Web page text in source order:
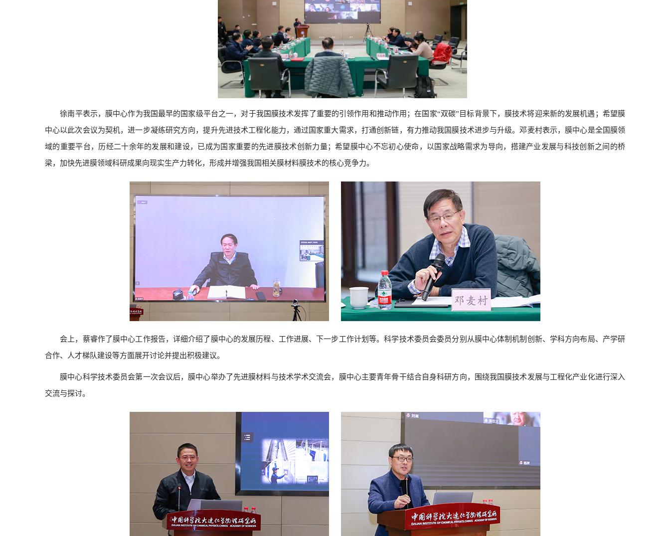
徐南平表示，膜中心作为我国最早的国家级平台之一，对于我国膜技术发挥了重要的引领作用和推动作用；在国家“双碳”目标背景下，膜技术将迎来新的发展机遇；希望膜
中心以此次会议为契机，进一步凝练研究方向，提升先进技术工程化能力，通过国家重大需求，打通创新链，有力推动我国膜技术进步与升级。邓麦村表示，膜中心是全国膜领
域的重要平台，历经二十余年的发展和建设，已成为国家重要的先进膜技术创新力量；希望膜中心不忘初心使命，以国家战略需求为导向，搭建产业发展与科技创新之间的桥
梁，加快先进膜领域科研成果向现实生产力转化，形成并增强我国相关膜材料膜技术的核心竞争力。
会上，蔡睿作了膜中心工作报告，详细介绍了膜中心的发展历程、工作进展、下一步工作计划等。科学技术委员会委员分别从膜中心体制机制创新、学科方向布局、产学研
合作、人才梯队建设等方面展开讨论并提出积极建议。
膜中心科学技术委员会第一次会议后，膜中心举办了先进膜材料与技术学术交流会，膜中心主要青年骨干结合自身科研方向，围绕我国膜技术发展与工程化产业化进行深入
交流与探讨。